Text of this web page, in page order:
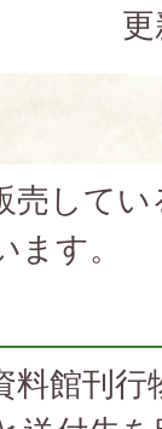
売して
す。
料館刊